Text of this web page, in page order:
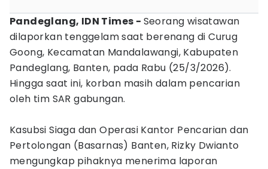
Pandeglang, IDN Times - Seorang wisatawan
dilaporkan tenggelam saat berenang di Curug
Goong, Kecamatan Mandalawangi, Kabupaten
Pandeglang, Banten, pada Rabu (25/3/2026).
Hingga saat ini, korban masih dalam pencarian
oleh tim SAR gabungan.
Kasubsi Siaga dan Operasi Kantor Pencarian dan
Pertolongan (Basarnas) Banten, Rizky Dwianto
mengungkap pihaknya menerima laporan